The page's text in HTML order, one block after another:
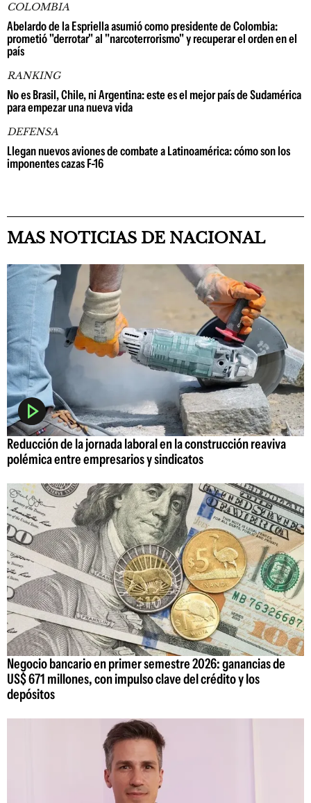
COLOMBIA
Abelardo de la Espriella asumió como presidente de Colombia:
prometió "derrotar" al "narcoterrorismo" y recuperar el orden en el
país
RANKING
No es Brasil, Chile, ni Argentina: este es el mejor país de Sudamérica
para empezar una nueva vida
DEFENSA
Llegan nuevos aviones de combate a Latinoamérica: cómo son los
imponentes cazas F-16
MAS NOTICIAS DE NACIONAL
Reducción de la jornada laboral en la construcción reaviva
polémica entre empresarios y sindicatos
Negocio bancario en primer semestre 2026: ganancias de
US$ 671 millones, con impulso clave del crédito y los
depósitos